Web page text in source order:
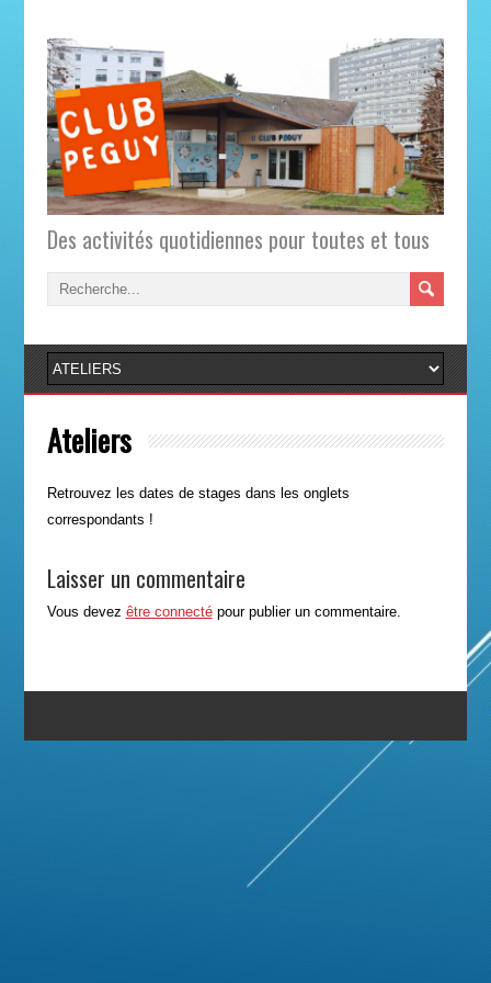
Des activités quotidiennes pour toutes et tous
Ateliers
Retrouvez les dates de stages dans les onglets
correspondants !
Laisser un commentaire
Vous devez être connectépour publier un commentaire.